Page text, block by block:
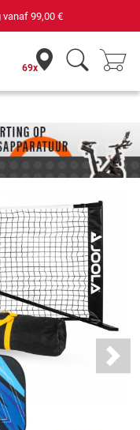
vanaf 99,00 €
69x
Next